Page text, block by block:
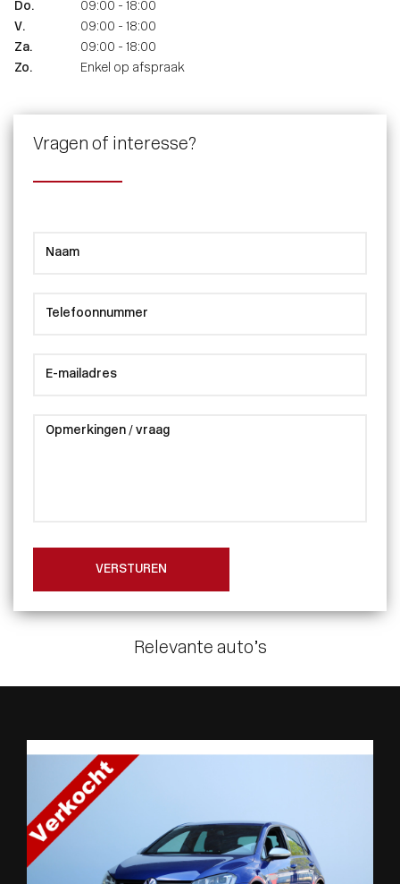
Do.
09:00 - 18:00
V.
09:00 - 18:00
Za.
09:00 - 18:00
Zo.
Enkel op afspraak
Vragen of interesse?
VERSTUREN
Relevante auto’s